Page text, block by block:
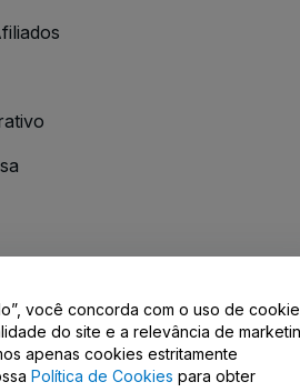
/ Fale Conosco
você concorda com o uso de
do site e a relevância de
apenas cookies estritamente
Política de Cookies para obter